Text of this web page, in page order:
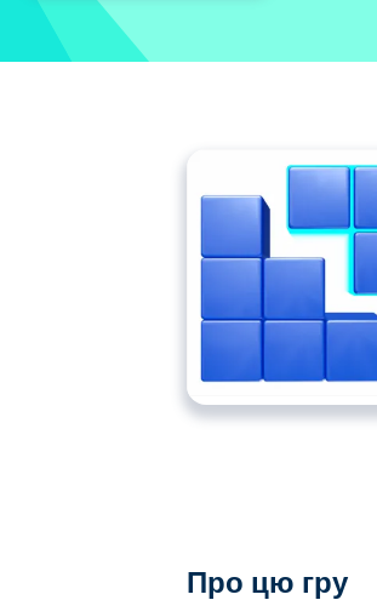
Тут ви можете грати
Про цю гру